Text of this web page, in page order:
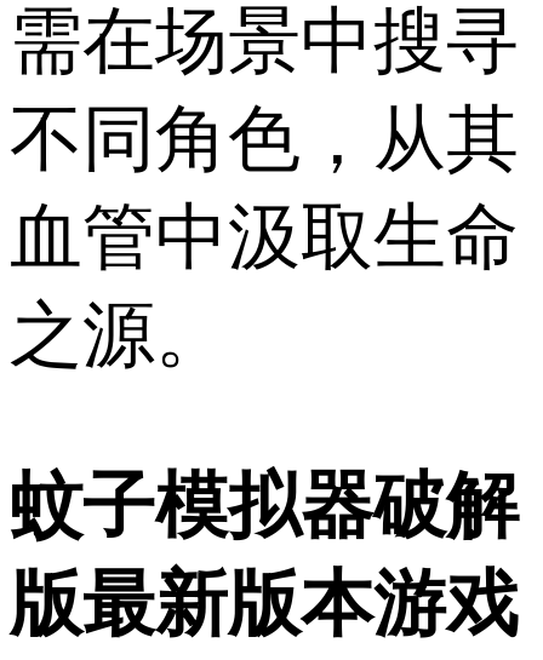
需在场景中搜寻
不同角色，从其
血管中汲取生命
之源。
蚊子模拟器破解
版最新版本游戏